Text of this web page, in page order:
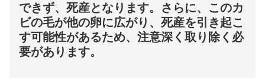
できず、死産となります。さらに、このカ
ビの毛が他の卵に広がり、死産を引き起こ
す可能性があるため、注意深く取り除く必
要があります。